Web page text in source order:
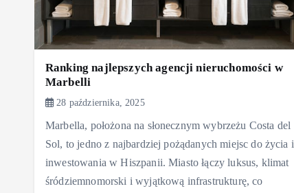
Ranking najlepszych agencji nieruchomości w
Marbelli
28 października, 2025
Marbella, położona na słonecznym wybrzeżu Costa del
Sol, to jedno z najbardziej pożądanych miejsc do życia i
inwestowania w Hiszpanii. Miasto łączy luksus, klimat
śródziemnomorski i wyjątkową infrastrukturę, co